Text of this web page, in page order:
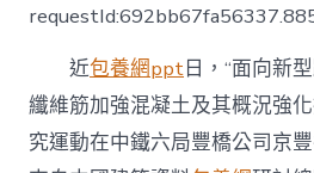
近包養網ppt日，“面向新
纖維筋加強混凝土及其概況強
究運動在中鐵六局豐橋公司京